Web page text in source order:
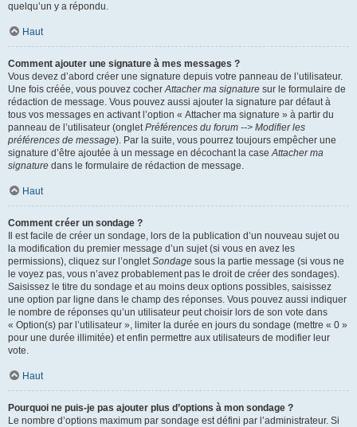
quelqu’un y a répondu.
Haut
Comment ajouter une signature à mes messages ?
Vous devez d’abord créer une signature depuis votre panneau de l’utilisateur.
Une fois créée, vous pouvez cocherAttacher ma signature sur le formulaire de
rédaction de message. Vous pouvez aussi ajouter la signature par défaut à
tous vos messages en activant l’option « Attacher ma signature » à partir du
panneau de l’utilisateur (ongletPréférences du forum --> Modifier les
préférences de message). Par la suite, vous pourrez toujours empêcher une
signature d’être ajoutée à un message en décochant la caseAttacher ma
signature dans le formulaire de rédaction de message.
Haut
Comment créer un sondage ?
Il est facile de créer un sondage, lors de la publication d’un nouveau sujet ou
la modification du premier message d’un sujet (si vous en avez les
permissions), cliquez sur l’ongletSondage sous la partie message (si vous ne
le voyez pas, vous n’avez probablement pas le droit de créer des sondages).
Saisissez le titre du sondage et au moins deux options possibles, saisissez
une option par ligne dans le champ des réponses. Vous pouvez aussi indiquer
le nombre de réponses qu’un utilisateur peut choisir lors de son vote dans
« Option(s) par l’utilisateur », limiter la durée en jours du sondage (mettre « 0 »
pour une durée illimitée) et enfin permettre aux utilisateurs de modifier leur
vote.
Haut
Pourquoi ne puis-je pas ajouter plus d’options à mon sondage ?
Le nombre d’options maximum par sondage est défini par l’administrateur. Si